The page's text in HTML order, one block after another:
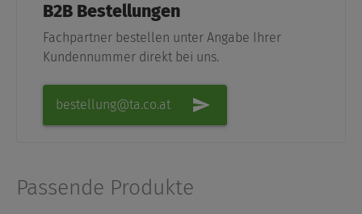
B2B Bestellungen
Fachpartner bestellen unter Angabe Ihrer
Kundennummer direkt bei uns.
bestellung@ta.co.at
Passende Produkte